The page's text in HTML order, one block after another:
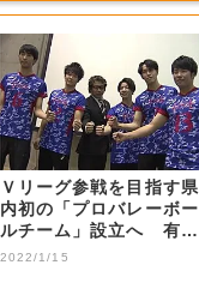
Ｖリーグ参戦を目指す県
内初の「プロバレーボー
ルチーム」設立へ 有望
選手などの受け...
2022/1/15